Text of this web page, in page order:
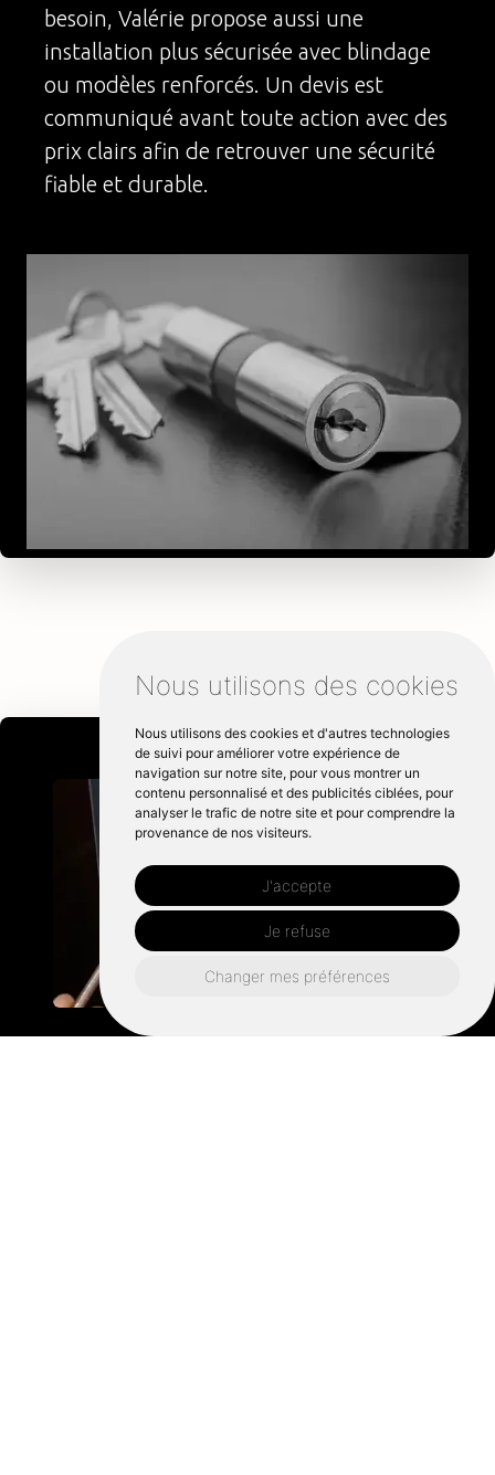
Nous utilisons des cookies
Nous utilisons des cookies et d'autres technologies
de suivi pour améliorer votre expérience de
navigation sur notre site, pour vous montrer un
contenu personnalisé et des publicités ciblées, pour
analyser le trafic de notre site et pour comprendre la
provenance de nos visiteurs.
J'accepte
Je refuse
Changer mes préférences
besoin, Valérie propose aussi une
installation plus sécurisée avec blindage
ou modèles renforcés. Un devis est
communiqué avant toute action avec des
prix clairs afin de retrouver une sécurité
fiable et durable.